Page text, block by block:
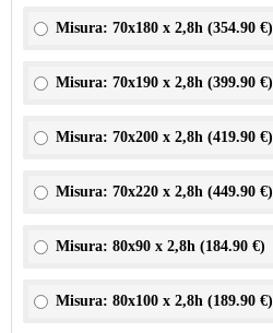
Misura: 70x180 x 2,8h (354.90 €)
Misura: 70x190 x 2,8h (399.90 €)
Misura: 70x200 x 2,8h (419.90 €)
Misura: 70x220 x 2,8h (449.90 €)
Misura: 80x90 x 2,8h (184.90 €)
Misura: 80x100 x 2,8h (189.90 €)